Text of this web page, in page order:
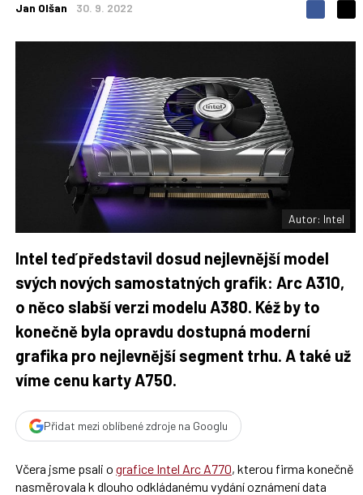
Jan Olšan 30. 9. 2022
S
d
S
o
Autor: Intel
Intel teď představil dosud nejlevnější model
svých nových samostatných grafik: Arc A310,
o něco slabší verzi modelu A380. Kéž by to
konečně byla opravdu dostupná moderní
grafika pro nejlevnější segment trhu. A také už
víme cenu karty A750.
Přidat mezi oblíbené zdroje na Googlu
Včera jsme psali o grafice Intel Arc A770, kterou firma konečně
nasměrovala k dlouho odkládanému vydání oznámení data